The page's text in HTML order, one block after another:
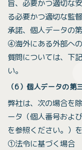
旨、必要かつ適切な
る必要かつ適切な監
承諾、個人データの
④海外にある外部へ
質問については、下
い。
（6）個人データの第
弊社は、次の場合を
ータ（個人番号およ
を参照ください。）
①法令に基づく場合